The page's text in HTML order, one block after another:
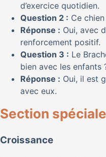
d’exercice quotidien.
Question 2 : Ce
Réponse : Oui, avec
renforcement positif.
Question 3 : Le
bien avec les enfants
Réponse : Oui, il est
avec eux.
Section
Croissance